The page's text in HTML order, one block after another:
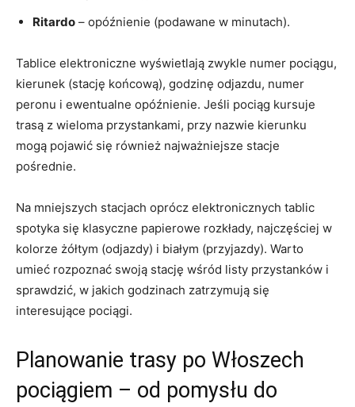
Ritardo – opóźnienie (podawane w minutach).
Tablice elektroniczne wyświetlają zwykle numer pociągu,
kierunek (stację końcową), godzinę odjazdu, numer
peronu i ewentualne opóźnienie. Jeśli pociąg kursuje
trasą z wieloma przystankami, przy nazwie kierunku
mogą pojawić się również najważniejsze stacje
pośrednie.
Na mniejszych stacjach oprócz elektronicznych tablic
spotyka się klasyczne papierowe rozkłady, najczęściej w
kolorze żółtym (odjazdy) i białym (przyjazdy). Warto
umieć rozpoznać swoją stację wśród listy przystanków i
sprawdzić, w jakich godzinach zatrzymują się
interesujące pociągi.
Planowanie trasy po Włoszech
pociągiem – od pomysłu do